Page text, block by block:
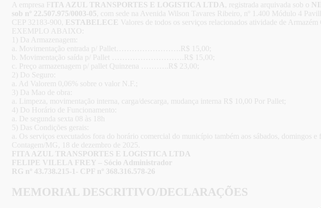
A empresa F ITA AZUL TRANSPORTES E LOGISTICA LTDA , registrada arquivada sob o
sob nº 22.507.975/0003-05 , com sede na Avenida Wilson Tavares Ribeiro, nº 1.400 Módulo 4
CEP 32183-900,
ESTABELECE Valores de todos os serviços relacionados atividade de Armazém
EXEMPLO ABAIXO:
1) Da Armazenagem:
a. Movimentação entrada p/ Pallet…………………….R$ 15,00;
b. Movimentação saída p/ Pallet ……………………….R$ 15,00;
c. Preço armazenagem p/ pallet Quinzena ………..R$ 23,00;
2) Do Seguro:
a. Ad Valorem 0,06% sobre o valor N.F.;
3) Da Mao de obra:
a. Limpeza, movimentação interna, carga/descarga, mudança interna R$ 10,00 Por Pallet;
4) Do Horário de Funcionamento:
a. De segunda sexta 08 às 18h
5) Das Condições gerais:
a. Os serviços executados fora do horário comercial do município também aos sábados, domingos e
Contagem/MG, 18 de dezembro de 2025.
FITA AZUL TRANSPORTES E LOGISTICA LTDA
FELIPE VILELA FREY – Sócio Administrador
RG nº 43.738.215-1- CPF nº 368.316.578-26
MEMORIAL DESCRITIVO/DECLARAÇÕES